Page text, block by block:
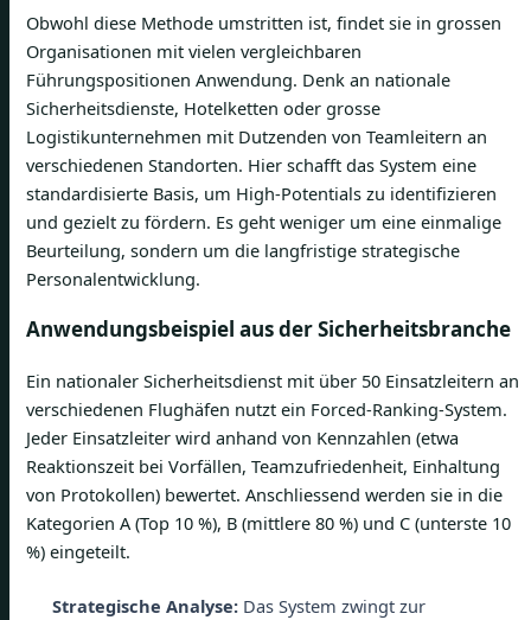
Obwohl diese Methode umstritten ist, findet sie in grossen
Organisationen mit vielen vergleichbaren
Führungspositionen Anwendung. Denk an nationale
Sicherheitsdienste, Hotelketten oder grosse
Logistikunternehmen mit Dutzenden von Teamleitern an
verschiedenen Standorten. Hier schafft das System eine
standardisierte Basis, um High-Potentials zu identifizieren
und gezielt zu fördern. Es geht weniger um eine einmalige
Beurteilung, sondern um die langfristige strategische
Personalentwicklung.
Anwendungsbeispiel aus der Sicherheitsbranche
Ein nationaler Sicherheitsdienst mit über 50 Einsatzleitern an
verschiedenen Flughäfen nutzt ein Forced-Ranking-System.
Jeder Einsatzleiter wird anhand von Kennzahlen (etwa
Reaktionszeit bei Vorfällen, Teamzufriedenheit, Einhaltung
von Protokollen) bewertet. Anschliessend werden sie in die
Kategorien A (Top 10 %), B (mittlere 80 %) und C (unterste 10
%) eingeteilt.
Strategische Analyse:Das System zwingt zur